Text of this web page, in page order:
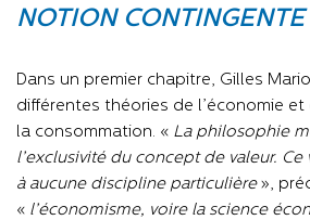
NOTION CONTINGENTE
Dans un premier chapitre, Gilles
différentes théories de l’économie
la consommation. « La philosophie
l’exclusivité du concept de valeur. Ce
à aucune discipline particulière»,
« l’économisme, voire la science